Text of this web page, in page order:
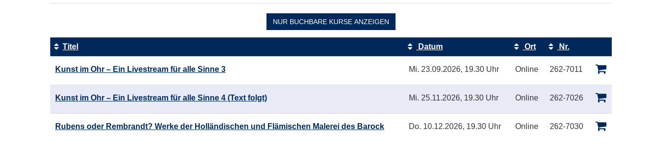
NUR BUCHBARE KURSE ANZEIGEN
Tabellenüberschriften
sortiert
werden.
Titel Datum Ort
Nr.
Kursstatus
Kunst im Ohr – Ein Livestream für alle Sinne 3
Mi. 23.09.2026, 19.30 Uhr Online 262-7011
Kunst im Ohr – Ein Livestream für alle Sinne 4 (Text folgt) Mi. 25.11.2026, 19.30 Uhr Online 262-7026
Rubens oder Rembrandt? Werke der Holländischen und Flämischen Malerei des Barock Do. 10.12.2026, 19.30 Uhr Online 262-7030